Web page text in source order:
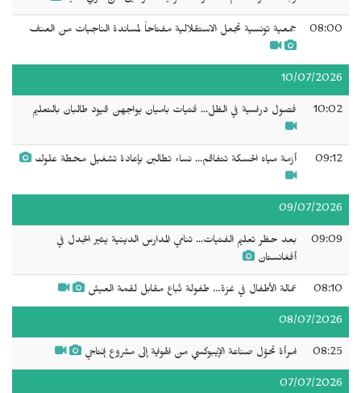
08:00 جمعية تونسية تجعل الاستقلالية مفتاحاً لمساندة الناجيات من العنف
10/07/2026
10:02 فصول دراسية في الظل... فتيات باميان يواجهن قيود طالبان بالتعليم
09:12 أزمة مياه الحسكة تتفاقم... نساء تطالبن بإعادة تشغيل محطة علوك
09/07/2026
09:09
بعد حظر تعليم الفتيات... تنامي المدارس الدينية يثير الجدل في
أفغانستان
08:10 عمالة الأطفال في غزة… طفولة تُباع مقابل لقمة العيش
08/07/2026
08:25 امرأة تحوّل صناعة الإيبوكسي من الهواية إلى مشروع إنتاجي
07/07/2026